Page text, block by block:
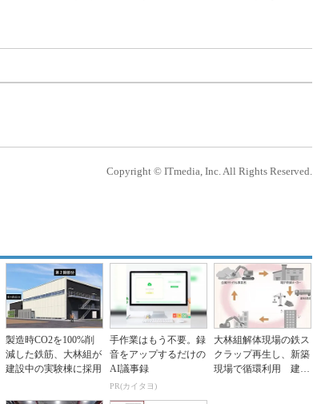
Copyright © ITmedia, Inc. All Rights Reserved.
製造時CO2を100%削
減した鉄筋、大林組が
建設中の実験棟に採用
手作業はもう不要。録
音をアップするだけの
AI議事録
PR(カイタヨ)
大林組解体現場の鉄ス
クラップ再生し、新築
現場で循環利用 建材